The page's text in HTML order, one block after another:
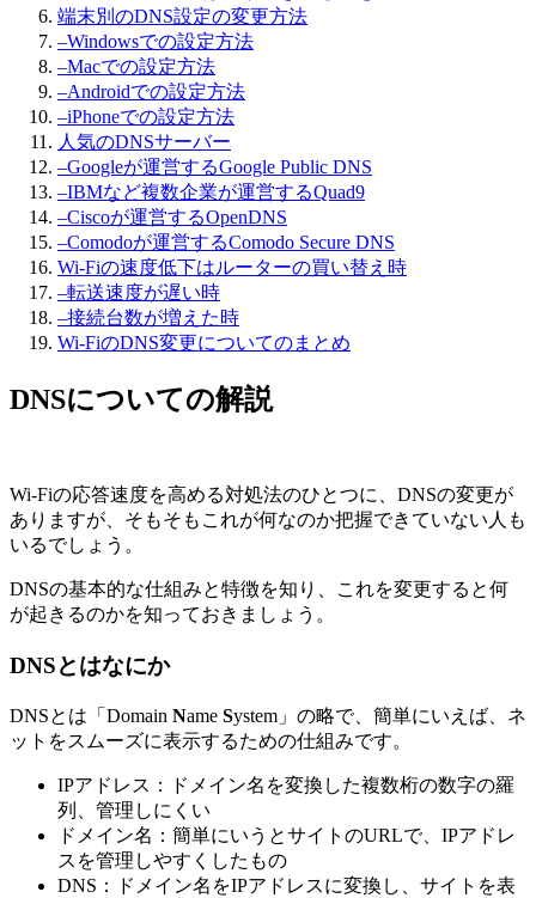
端末別のDNS設定の変更方法
–Windowsでの設定方法
–Macでの設定方法
–Androidでの設定方法
–iPhoneでの設定方法
人気のDNSサーバー
–Googleが運営するGoogle Public DNS
–IBMなど複数企業が運営するQuad9
–Ciscoが運営するOpenDNS
–Comodoが運営するComodo Secure DNS
Wi-Fiの速度低下はルーターの買い替え時
–転送速度が遅い時
–接続台数が増えた時
Wi-FiのDNS変更についてのまとめ
DNSについての解説
Wi-Fiの応答速度を高める対処法のひとつに、DNSの変更が
ありますが、そもそもこれが何なのか把握できていない人も
いるでしょう。
DNSの基本的な仕組みと特徴を知り、これを変更すると何
が起きるのかを知っておきましょう。
DNSとはなにか
DNSとは「Domain Name System」の略で、簡単にいえば、ネ
ットをスムーズに表示するための仕組みです。
IPアドレス：ドメイン名を変換した複数桁の数字の羅
列、管理しにくい
ドメイン名：簡単にいうとサイトのURLで、IPアドレ
スを管理しやすくしたもの
DNS：ドメイン名をIPアドレスに変換し、サイトを表